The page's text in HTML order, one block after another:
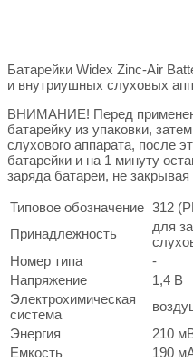
Батарейки Widex Zinc-Air
и внутриушных слуховых
ВНИМАНИЕ! Перед
батарейку из упаковки,
слухового аппарата, после
батарейки и на 1 минуту
заряда батареи, не
Типовое обозначение 312
Принадлежность
для
Номер типа
-
Напряжение
1,4 В
Электрохимическая
система
Энергия
210
Емкость
190